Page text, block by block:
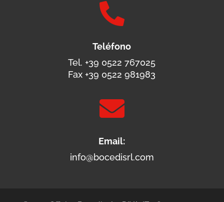

Teléfono
Tel. +39 0522 767025
Fax +39 0522 981983

Email:
info@bocedisrl.com